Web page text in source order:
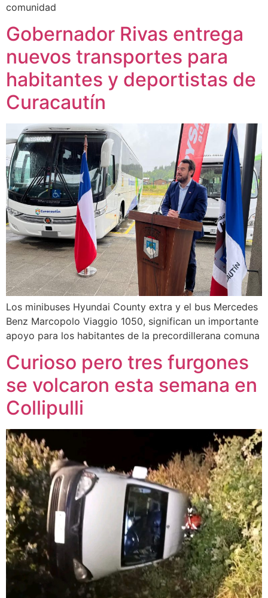
comunidad
Gobernador Rivas entrega
nuevos transportes para
habitantes y deportistas de
Curacautín
Los minibuses Hyundai County extra y el bus Mercedes
Benz Marcopolo Viaggio 1050, significan un importante
apoyo para los habitantes de la precordillerana comuna
Curioso pero tres furgones
se volcaron esta semana en
Collipulli